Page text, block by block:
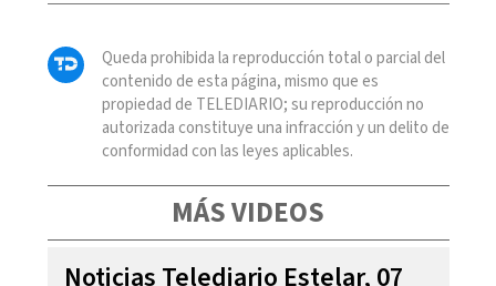
Queda prohibida la reproducción total o parcial del
contenido de esta página, mismo que es
propiedad de TELEDIARIO; su reproducción no
autorizada constituye una infracción y un delito de
conformidad con las leyes aplicables.
MÁS VIDEOS
Noticias Telediario Estelar, 07